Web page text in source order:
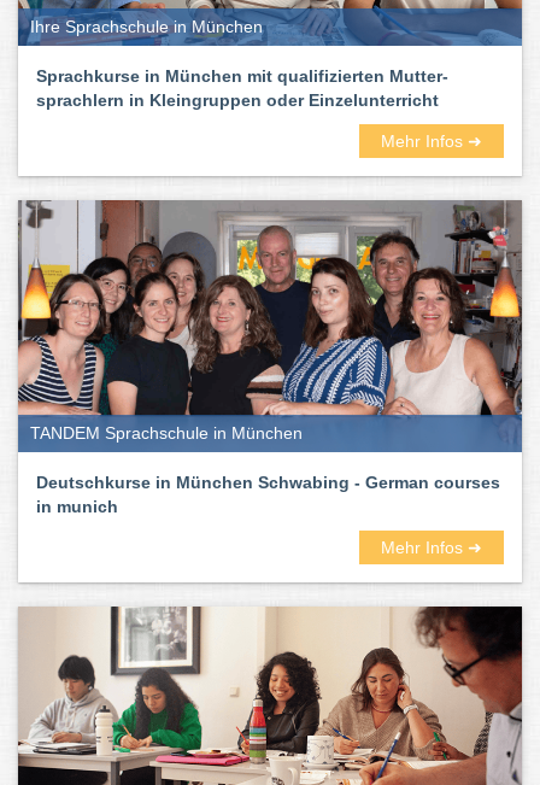
Ihre Sprachschule in München
Sprachkurse in München mit qualifizierten Mutter-
sprachlern in Kleingruppen oder Einzelunterricht
Mehr Infos ➜
TANDEM Sprachschule in München
Deutschkurse in München Schwabing - German courses
in munich
Mehr Infos ➜